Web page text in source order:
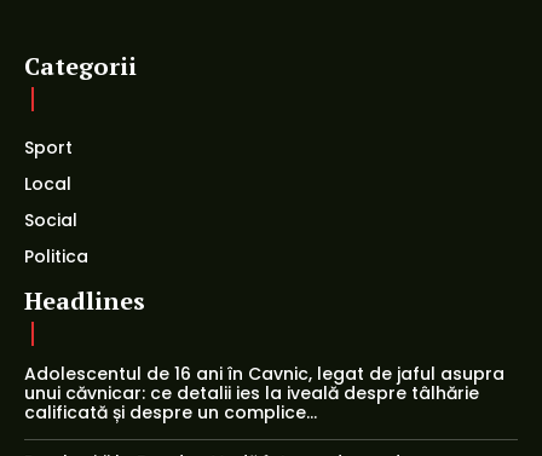
Categorii
Sport
Local
Social
Politica
Headlines
Adolescentul de 16 ani în Cavnic, legat de jaful asupra
unui căvnicar: ce detalii ies la iveală despre tâlhărie
calificată și despre un complice...